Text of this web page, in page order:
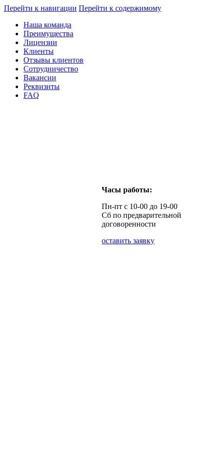
Перейти к навигации Перейти к содержимому
Наша команда
Преимущества
Лицензии
Клиенты
Отзывы клиентов
Сотрудничество
Вакансии
Реквизиты
FAQ
Часы работы:
Пн-пт с 10-00 до 19-00
Сб по предварительной
договоренности
оставить заявку